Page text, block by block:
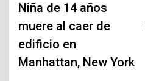
de
entradas
Niña de 14 años
muere al caer de
edificio en
Manhattan, New York